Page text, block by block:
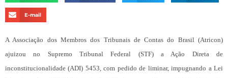
E-mail
A Associação dos Membros dos Tribunais de Contas do Brasil (Atricon)
ajuizou no Supremo Tribunal Federal (STF) a Ação Direta de
inconstitucionalidade (ADI) 5453, com pedido de liminar, impugnando a Lei